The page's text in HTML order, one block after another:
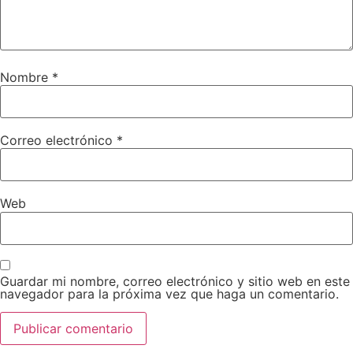
Nombre *
Correo electrónico *
Web
Guardar mi nombre, correo electrónico y sitio web en este
navegador para la próxima vez que haga un comentario.